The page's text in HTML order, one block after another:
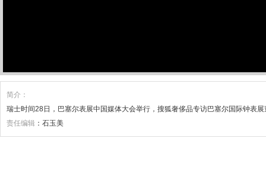
简介：
瑞士时间28日，巴塞尔表展中国媒体大会举行，搜狐奢侈品专访巴塞尔国际钟表
责任编辑 ：石玉美